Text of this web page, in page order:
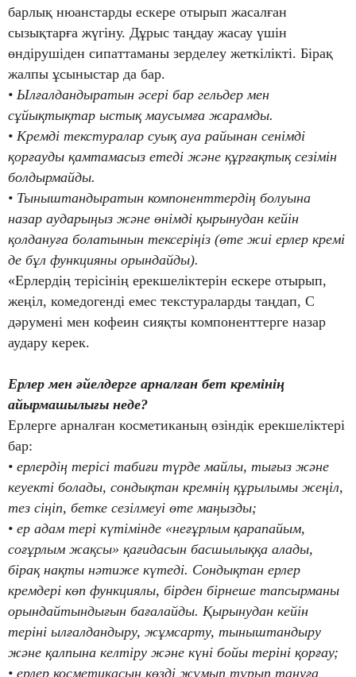
барлық нюанстарды ескере отырып жасалған
сызықтарға жүгіну. Дұрыс таңдау жасау үшін
өндірушіден сипаттаманы зерделеу жеткілікті. Бірақ
жалпы ұсыныстар да бар.
• Ылғалдандыратын әсері бар гельдер мен
сұйықтықтар ыстық маусымға жарамды.
• Кремді текстуралар суық ауа райынан сенімді
қорғауды қамтамасыз етеді және құрғақтық сезімін
болдырмайды.
• Тыныштандыратын компоненттердің болуына
назар аударыңыз және өнімді қырынудан кейін
қолдануға болатынын тексеріңіз (өте жиі ерлер кремі
де бұл функцияны орындайды).
«Ерлердің терісінің ерекшеліктерін ескере отырып,
жеңіл, комедогенді емес текстураларды таңдап, С
дәрумені мен кофеин сияқты компоненттерге назар
аудару керек.
Ерлер мен әйелдерге арналған бет кремінің
айырмашылығы неде?
Ерлерге арналған косметиканың өзіндік ерекшеліктері
бар:
• ерлердің терісі табиғи түрде майлы, тығыз және
кеуекті болады, сондықтан кремнің құрылымы жеңіл,
тез сіңіп, бетке сезілмеуі өте маңызды;
• ер адам тері күтімінде «неғұрлым қарапайым,
соғұрлым жақсы» қағидасын басшылыққа алады,
бірақ нақты нәтиже күтеді. Сондықтан ерлер
кремдері көп функциялы, бірден бірнеше тапсырманы
орындайтындығын бағалайды. Қырынудан кейін
теріні ылғалдандыру, жұмсарту, тыныштандыру
және қалпына келтіру және күні бойы теріні қорғау;
• ерлер косметикасын көзді жұмып тұрып тануға